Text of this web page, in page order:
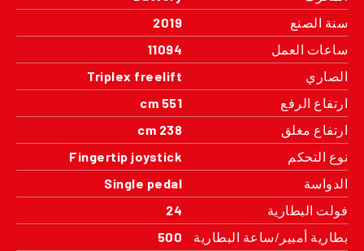
سنة الصنع
2019
ساعات العمل
11094
الصاري
Triplex freelift
ارتفاع الرفع
551 cm
ارتفاع مغلق
238 cm
نوع التحكم
Fingertip joystick
الدواسة
Single pedal
فولت البطارية
24
بطارية أمبير/ساعة البطارية
500